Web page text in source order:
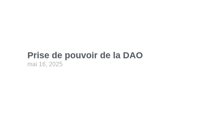
Prise de pouvoir de la DAO
mai 16, 2025